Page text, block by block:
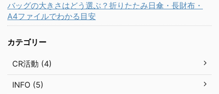
バッグの大きさはどう選ぶ？折りたたみ日傘・長財布・
A4ファイルでわかる目安
カテゴリー
CR活動 (4)
INFO (5)